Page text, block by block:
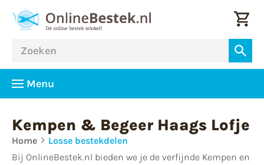
Menu
Kempen & Begeer Haags Lofje
Home
Losse bestekdelen
Bij OnlineBestek.nl bieden we je de verfijnde Kempen en